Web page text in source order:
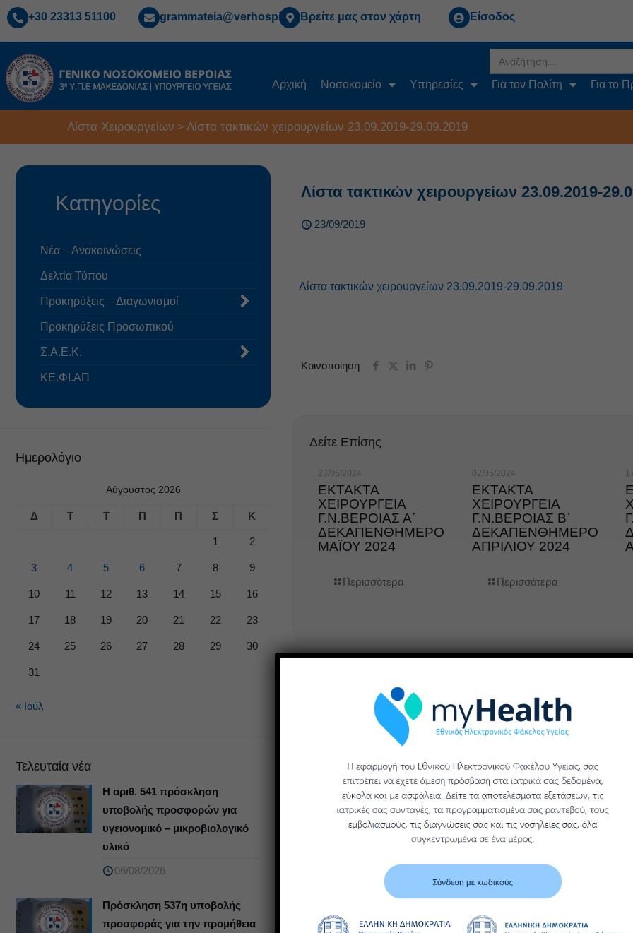
+30 23313 51100 grammateia@verhospi.gr Βρείτε μας στον χάρτη Είσοδος
for:
Αρχική
Νοσοκομείο Υπηρεσίες Για τον Πολίτη Για το
Λίστα Χειρουργείων > Λίστα τακτικών χειρουργείων 23.09.2019-29.09.2019
Λίστα τακτικών χειρουργείων 23.09.2019-
23/09/2019
Λίστα τακτικών χειρουργείων 23.09.2019-29.09.2019
Κοινοποίηση
Δείτε Επίσης
23/05/2024
ΕΚΤΑΚΤΑ
ΧΕΙΡΟΥΡΓΕΙΑ
Γ.Ν.ΒΕΡΟΙΑΣ Α΄
ΔΕΚΑΠΕΝΘΗΜΕΡΟ
ΜΑΪΟΥ 2024
Περισσότερα
02/05/2024
ΕΚΤΑΚΤΑ
ΧΕΙΡΟΥΡΓΕΙΑ
Γ.Ν.ΒΕΡΟΙΑΣ Β΄
ΔΕΚΑΠΕΝΘΗΜΕΡΟ
ΑΠΡΙΛΙΟΥ 2024
Περισσότερα
Κατηγορίες
Νέα – Ανακοινώσεις
Δελτία Τύπου
Προκηρύξεις – Διαγωνισμοί
Προκηρύξεις Προσωπικού
Σ.Α.Ε.Κ.
ΚΕ.ΦΙ.ΑΠ
Ημερολόγιο
Αύγουστος 2026
Δ Τ Τ Π Π Σ Κ
1 2
3 4 5 6 7 8 9
10 11 12 13 14 15 16
17 18 19 20 21 22 23
24 25 26 27 28 29 30
31
« Ιούλ
Τελευταία νέα
Η αριθ. 541 πρόσκληση
υποβολής προσφορών για
υγειονομικό – μικροβιολογικό
υλικό
06/08/2026
Πρόσκληση 537η υποβολής
προσφοράς για την προμήθεια